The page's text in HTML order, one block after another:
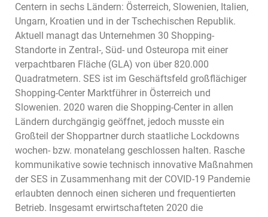
Centern in sechs Ländern: Österreich, Slowenien, Italien,
Ungarn, Kroatien und in der Tschechischen Republik.
Aktuell managt das Unternehmen 30 Shopping-
Standorte in Zentral-, Süd- und Osteuropa mit einer
verpachtbaren Fläche (GLA) von über 820.000
Quadratmetern. SES ist im Geschäftsfeld großflächiger
Shopping-Center Marktführer in Österreich und
Slowenien. 2020 waren die Shopping-Center in allen
Ländern durchgängig geöffnet, jedoch musste ein
Großteil der Shoppartner durch staatliche Lockdowns
wochen- bzw. monatelang geschlossen halten. Rasche
kommunikative sowie technisch innovative Maßnahmen
der SES in Zusammenhang mit der COVID-19 Pandemie
erlaubten dennoch einen sicheren und frequentierten
Betrieb. Insgesamt erwirtschafteten 2020 die